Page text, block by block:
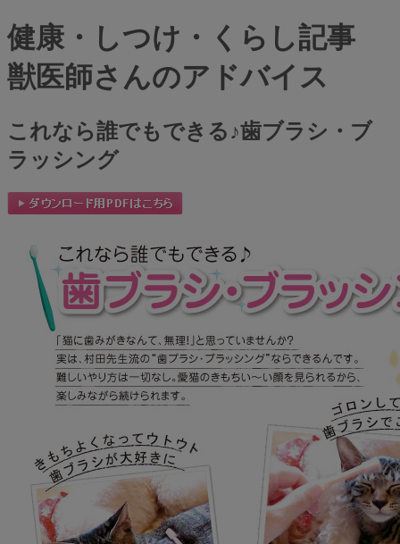
健康・しつけ・くらし記事
獣医師さんのアドバイス
これなら誰でもできる♪歯ブラシ・ブ
ラッシング